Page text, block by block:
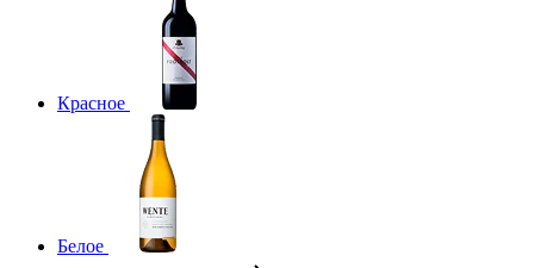
Красное
Белое